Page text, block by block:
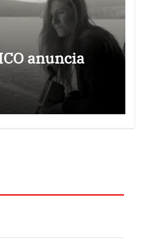
anuncia